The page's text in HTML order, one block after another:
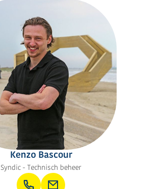
Kenzo Bascour
Syndic - Technisch beheer